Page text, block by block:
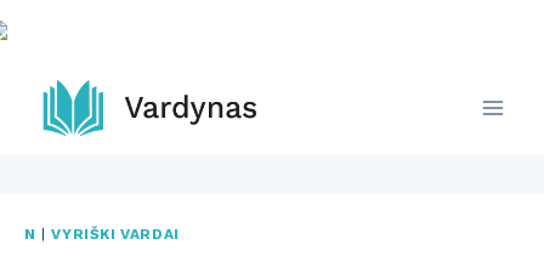
Skip
to
content
N |VYRIŠKI VARDAI